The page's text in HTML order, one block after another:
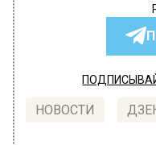
НОВОСТИ